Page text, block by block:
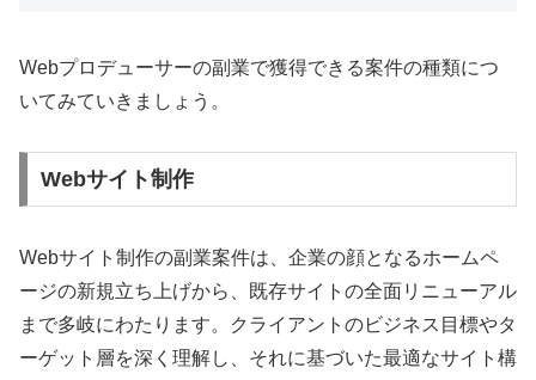
Webプロデューサーの副業で獲得できる案件の種類につ
いてみていきましょう。
Webサイト制作
Webサイト制作の副業案件は、企業の顔となるホームペ
ージの新規立ち上げから、既存サイトの全面リニューアル
まで多岐にわたります。クライアントのビジネス目標やタ
ーゲット層を深く理解し、それに基づいた最適なサイト構